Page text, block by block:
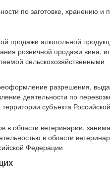
по заготовке, хранению и
продажи алкогольной
розничной продажи вина,
сельскохозяйственными
разрешения,
деятельности по
субъекта
в области ветеринарии,
в области
Федерации